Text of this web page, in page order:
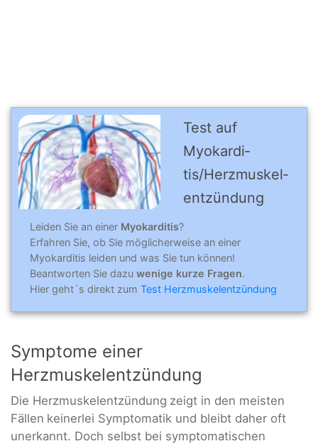
Test auf
Myokardi­
tis/Herz­muskel­
entzün­dung
Leiden Sie an einer Myokarditis?
Erfahren Sie, ob Sie möglicherweise an einer
Myokarditis leiden und was Sie tun können!
Beantworten Sie dazu wenige kurze Fragen.
Hier geht´s direkt zum Test Herzmuskelentzündung
Symptome einer
Herzmuskelentzündung
Die Herzmuskelentzündung zeigt in den meisten
Fällen keinerlei Symptomatik und bleibt daher oft
unerkannt. Doch selbst bei symptomatischen